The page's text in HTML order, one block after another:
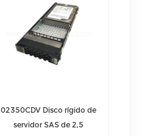
02350CDV Disco rígido de
servidor SAS de 2,5